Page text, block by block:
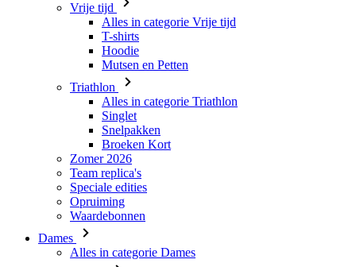
Vrije tijd
Alles in categorie Vrije tijd
T-shirts
Hoodie
Mutsen en Petten
Triathlon
Alles in categorie Triathlon
Singlet
Snelpakken
Broeken Kort
Zomer 2026
Team replica's
Speciale edities
Opruiming
Waardebonnen
Dames
Alles in categorie Dames